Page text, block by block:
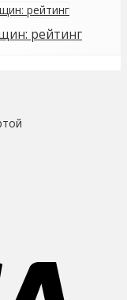
рейтинг